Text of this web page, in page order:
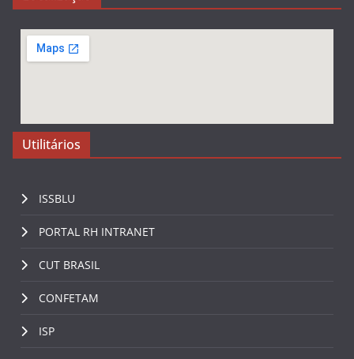
Utilitários
ISSBLU
PORTAL RH INTRANET
CUT BRASIL
CONFETAM
ISP